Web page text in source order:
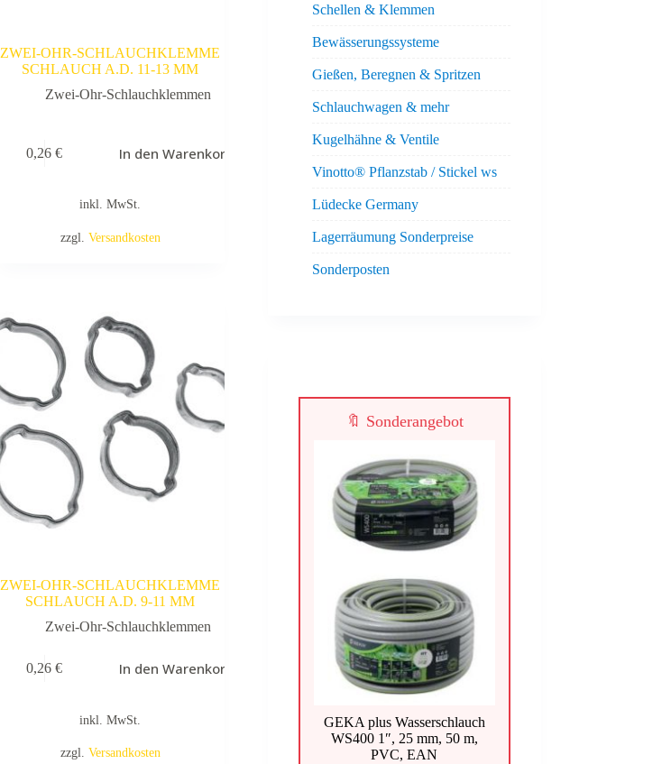
ZWEI-OHR-SCHLAUCHKLEMME
SCHLAUCH A.D. 11-13 MM
Zwei-Ohr-Schlauchklemmen
0,26€ In den Warenkorb
inkl. MwSt.
zzgl. Versandkosten
ZWEI-OHR-SCHLAUCHKLEMME
SCHLAUCH A.D. 9-11 MM
Zwei-Ohr-Schlauchklemmen
0,26€ In den Warenkorb
inkl. MwSt.
zzgl. Versandkosten
Schellen & Klemmen
Bewässerungssysteme
Gießen, Beregnen & Spritzen
Schlauchwagen & mehr
Kugelhähne & Ventile
Vinotto® Pflanzstab / Stickel ws
Lüdecke Germany
Lagerräumung Sonderpreise
Sonderposten
🔖 Sonderangebot
GEKA plus Wasserschlauch
WS400 1″, 25 mm, 50 m,
PVC, EAN